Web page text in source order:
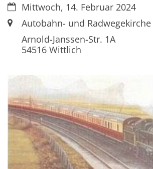
Datum:Mittwoch, 14. Februar 2024
Ort:Autobahn- und Radwegekirche
Arnold-Janssen-Str. 1A
54516Wittlich